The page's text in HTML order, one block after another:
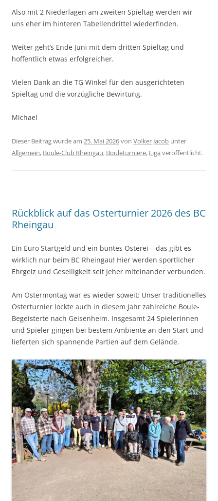
Also mit 2 Niederlagen am zweiten Spieltag werden wir
uns eher im hinteren Tabellendrittel wiederfinden.
Weiter geht’s Ende Juni mit dem dritten Spieltag und
hoffentlich etwas erfolgreicher.
Vielen Dank an die TG Winkel für den ausgerichteten
Spieltag und die vorzügliche Bewirtung.
Michael
Dieser Beitrag wurde am 25. Mai 2026von Volker Jacob unter
Allgemein, Boule-Club Rheingau, Bouleturniere, Liga veröffentlicht.
Rückblick auf das Osterturnier 2026 des BC
Rheingau
Ein Euro Startgeld und ein buntes Osterei – das gibt es
wirklich nur beim BC Rheingau! Hier werden sportlicher
Ehrgeiz und Geselligkeit seit jeher miteinander verbunden.
Am Ostermontag war es wieder soweit: Unser traditionelles
Osterturnier lockte auch in diesem Jahr zahlreiche Boule-
Begeisterte nach Geisenheim. Insgesamt 24 Spielerinnen
und Spieler gingen bei bestem Ambiente an den Start und
lieferten sich spannende Partien auf dem Gelände.